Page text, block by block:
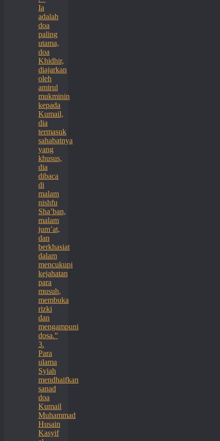
Ia
adalah
doa
paling
utama,
doa
Khidhir,
diajarkan
oleh
amirul
mukminin
kepada
Kumail,
dia
termasuk
sahabatnya
yang
khusus,
dia
dibaca
di
malam
nishfu
Sha’ban,
malam
jum’at,
dan
berkhasiat
dalam
mencukupi
kejahatan
para
musuh,
membuka
rizki
dan
mengampuni
dosa.”
3.
Para
ulama
Syiah
mendhaifkan
sanad
doa
Kumail
Muhammad
Husain
Kasyif